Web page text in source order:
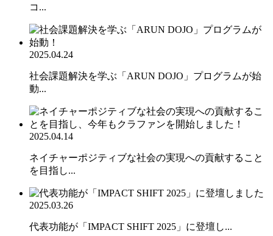
コ...
2025.04.24
社会課題解決を学ぶ「ARUN DOJO」プログラムが始
動...
2025.04.14
ネイチャーポジティブな社会の実現への貢献すること
を目指し...
2025.03.26
代表功能が「IMPACT SHIFT 2025」に登壇し...